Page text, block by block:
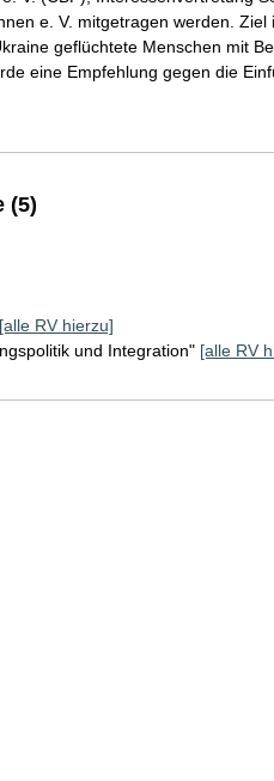
e. V. mitgetragen werden. Ziel
geflüchtete Menschen mit
eine Empfehlung gegen die
(5)
[alle RV hierzu]
und Integration" [alle RV